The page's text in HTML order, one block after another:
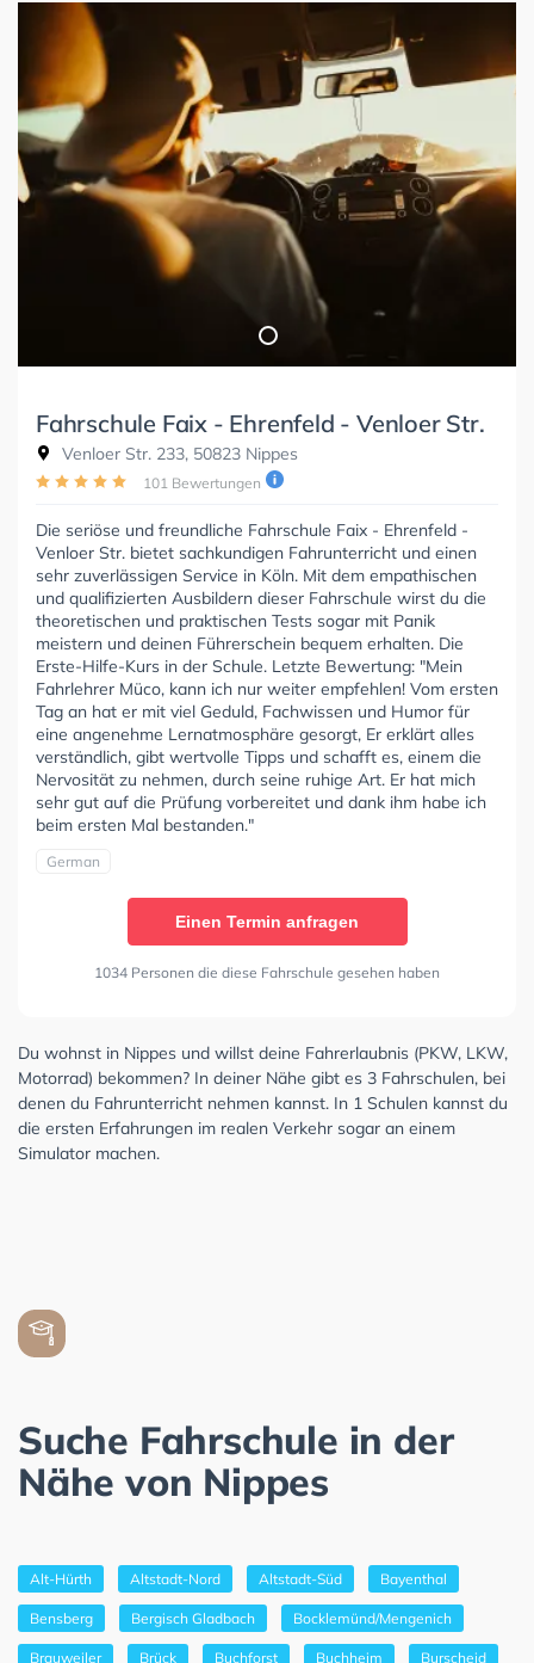
Fahrschule Faix - Ehrenfeld - Venloer Str.
Venloer Str. 233, 50823 Nippes
101 Bewertungen
Die seriöse und freundliche Fahrschule Faix - Ehrenfeld -
Venloer Str. bietet sachkundigen Fahrunterricht und einen
sehr zuverlässigen Service in Köln. Mit dem empathischen
und qualifizierten Ausbildern dieser Fahrschule wirst du die
theoretischen und praktischen Tests sogar mit Panik
meistern und deinen Führerschein bequem erhalten. Die
Erste-Hilfe-Kurs in der Schule. Letzte Bewertung: "Mein
Fahrlehrer Müco, kann ich nur weiter empfehlen! Vom ersten
Tag an hat er mit viel Geduld, Fachwissen und Humor für
eine angenehme Lernatmosphäre gesorgt, Er erklärt alles
verständlich, gibt wertvolle Tipps und schafft es, einem die
Nervosität zu nehmen, durch seine ruhige Art. Er hat mich
sehr gut auf die Prüfung vorbereitet und dank ihm habe ich
beim ersten Mal bestanden."
German
Einen Termin anfragen
1034 Personen die diese Fahrschule gesehen haben
Du wohnst in Nippes und willst deine Fahrerlaubnis (PKW, LKW,
Motorrad) bekommen? In deiner Nähe gibt es 3 Fahrschulen, bei
denen du Fahrunterricht nehmen kannst. In 1 Schulen kannst du
die ersten Erfahrungen im realen Verkehr sogar an einem
Simulator machen.
Suche Fahrschule in der
Nähe von Nippes
Alt-Hürth Altstadt-Nord Altstadt-Süd Bayenthal
Bensberg Bergisch Gladbach Bocklemünd/Mengenich
Brauweiler Brück Buchforst Buchheim Burscheid